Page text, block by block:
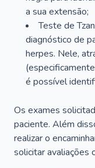
a sua extensão;
Teste de
diagnóstico de
herpes. Nele,
é possível
Os exames
paciente. Além
realizar o
solicitar avaliações